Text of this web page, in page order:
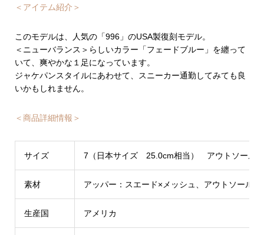
＜アイテム紹介＞
このモデルは、人気の「996」のUSA製復刻モデル。
＜ニューバランス＞らしいカラー「フェードブルー」を纏って
いて、爽やかな１足になっています。
ジャケパンスタイルにあわせて、スニーカー通勤してみても良
いかもしれません。
＜商品詳細情報＞
サイズ 7（日本サイズ 25.0cm相当） アウトソール
素材 アッパー：スエード×メッシュ、アウトソール：
生産国 アメリカ